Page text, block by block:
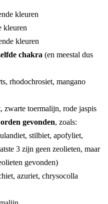
kleuren
kleuren
kleuren
chakra (en meestal dus
rhodochrosiet, mangano
zwarte toermalijn, rode jaspis
gevonden, zoals:
stilbiet, apofyliet,
3 zijn geen zeolieten, maar
gevonden)
azuriet, chrysocolla